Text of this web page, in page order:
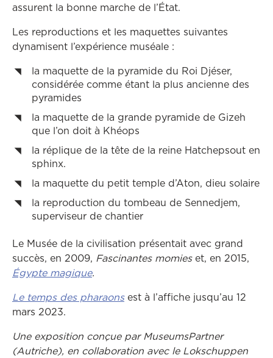
assurent la bonne marche de l’État.
Les reproductions et les maquettes suivantes
dynamisent l’expérience muséale :
la maquette de la pyramide du Roi Djéser,
considérée comme étant la plus ancienne des
pyramides
la maquette de la grande pyramide de Gizeh
que l’on doit à Khéops
la réplique de la tête de la reine Hatchepsout en
sphinx.
la maquette du petit temple d’Aton, dieu solaire
la reproduction du tombeau de Sennedjem,
superviseur de chantier
Le Musée de la civilisation présentait avec grand
succès, en 2009, Fascinantes momieset, en 2015,
Égypte magique.
Le temps des pharaonsest à l’affiche jusqu’au 12
mars 2023.
Une exposition conçue par MuseumsPartner
(Autriche), en collaboration avec le Lokschuppen